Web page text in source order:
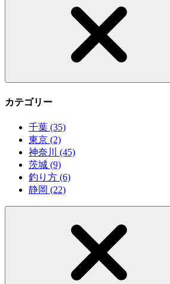
カテゴリー
千葉 (35)
東京 (2)
神奈川 (45)
茨城 (9)
釣り方 (6)
静岡 (22)